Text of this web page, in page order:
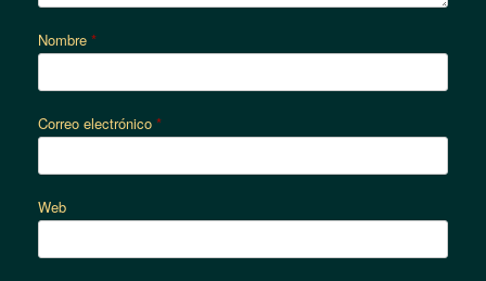
Nombre *
Correo electrónico *
Web